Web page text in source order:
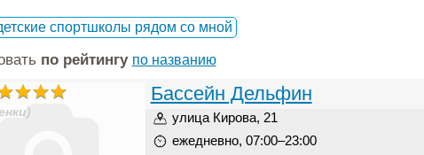
спортшколы рядом со мной
по рейтингу по названию
Бассейн Дельфин
улица Кирова, 21
ежедневно, 07:00–23:00